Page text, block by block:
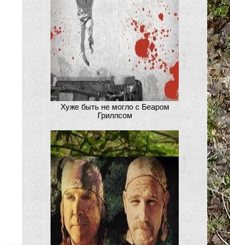
Хуже быть не могло с Беаром
Гриллсом